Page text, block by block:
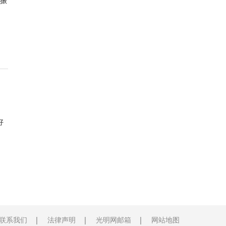
系我们 法律声明 光明网邮箱 网站地图